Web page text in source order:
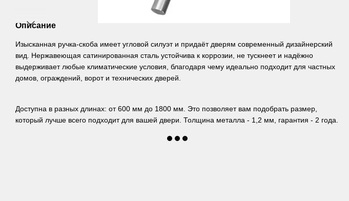
Описание
Изысканная ручка-скоба имеет угловой силуэт и придаёт дверям современный дизайнерский
вид. Нержавеющая сатинированная сталь устойчива к коррозии, не тускнеет и надёжно
выдерживает любые климатические условия, благодаря чему идеально подходит для частных
домов, ограждений, ворот и технических дверей.
Доступна в разных длинах: от 600 мм до 1800 мм. Это позволяет вам подобрать размер,
который лучше всего подходит для вашей двери. Толщина металла - 1,2 мм, гарантия - 2 года.